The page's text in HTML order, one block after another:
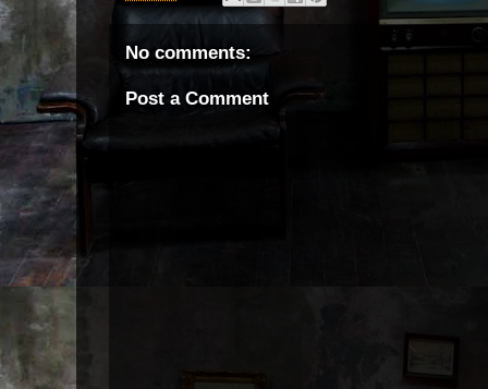
No comments:
Post a Comment